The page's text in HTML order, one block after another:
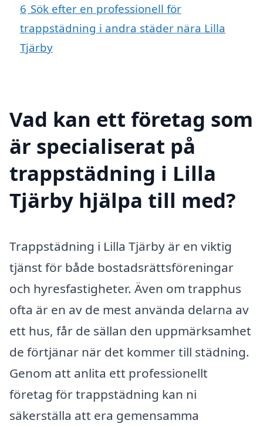
6 Sök efter en professionell för
trappstädning i andra städer nära Lilla
Tjärby
Vad kan ett företag som
är specialiserat på
trappstädning i Lilla
Tjärby hjälpa till med?
Trappstädning i Lilla Tjärby är en viktig
tjänst för både bostadsrättsföreningar
och hyresfastigheter. Även om trapphus
ofta är en av de mest använda delarna av
ett hus, får de sällan den uppmärksamhet
de förtjänar när det kommer till städning.
Genom att anlita ett professionellt
företag för trappstädning kan ni
säkerställa att era gemensamma